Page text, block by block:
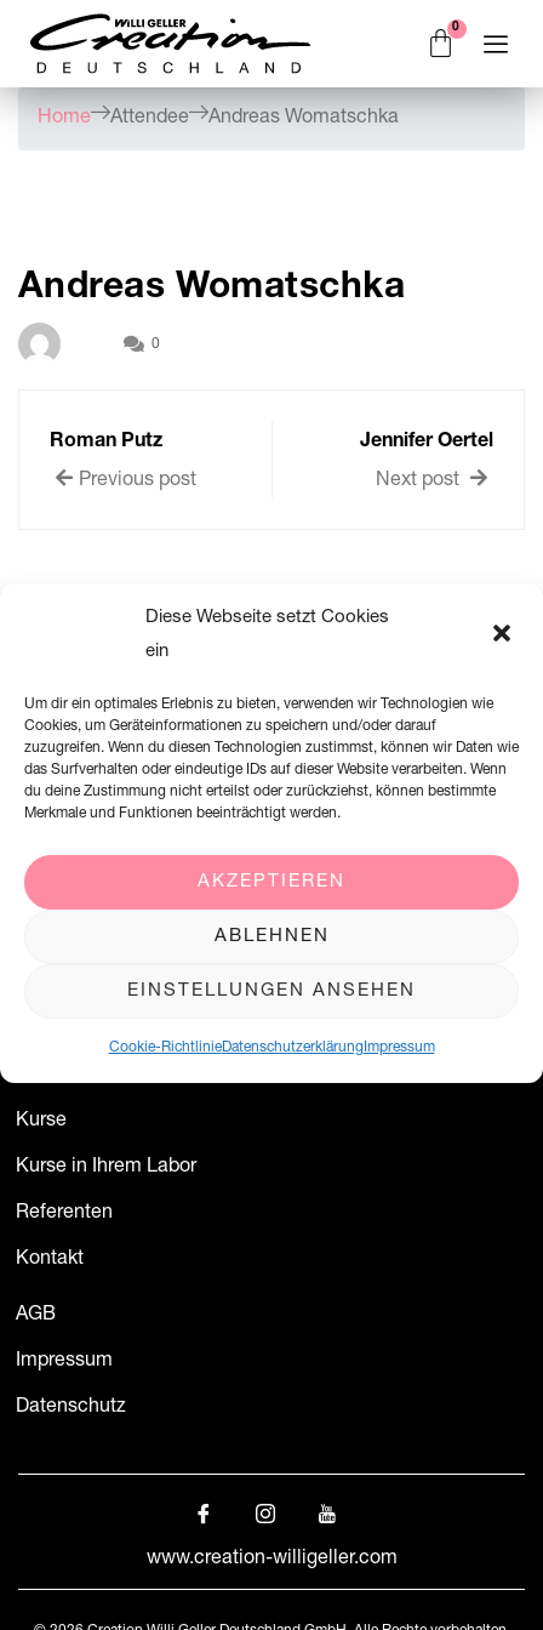
Diese Webseite setzt Cookies
ein
Um dir ein optimales Erlebnis zu bieten, verwenden wir Technologien wie
Cookies, um Geräteinformationen zu speichern und/oder darauf
zuzugreifen. Wenn du diesen Technologien zustimmst, können wir Daten wie
das Surfverhalten oder eindeutige IDs auf dieser Website verarbeiten. Wenn
du deine Zustimmung nicht erteilst oder zurückziehst, können bestimmte
Merkmale und Funktionen beeinträchtigt werden.
AKZEPTIEREN
ABLEHNEN
EINSTELLUNGEN ANSEHEN
Cookie-RichtlinieDatenschutzerklärungImpressum
Home Attendee Andreas Womatschka
Andreas Womatschka
0
Roman Putz
Previous post
Jennifer Oertel
Next post
Creation Willi Geller Deutschland GmbH
+49 (0)2338 801 900
Kurse
Kurse in Ihrem Labor
Referenten
Kontakt
AGB
Impressum
Datenschutz
www.creation-willigeller.com